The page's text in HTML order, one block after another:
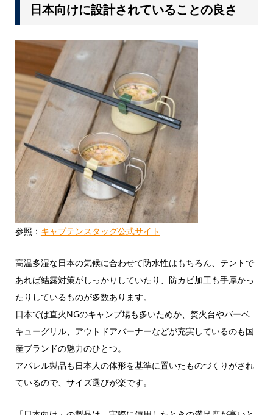
日本向けに設計されていることの良さ
参照： キャプテンスタッグ公式サイト
高温多湿な日本の気候に合わせて防水性はもちろん、テントで
あれば結露対策がしっかりしていたり、防カビ加工も手厚かっ
たりしているものが多数あります。
日本では直火NGのキャンプ場も多いためか、焚火台やバーベ
キューグリル、アウトドアバーナーなどが充実しているのも国
産ブランドの魅力のひとつ。
アパレル製品も日本人の体形を基準に置いたものづくりがされ
ているので、サイズ選びが楽です。